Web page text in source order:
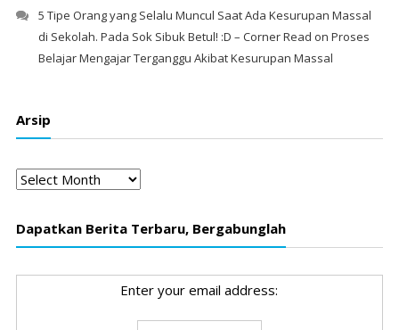
5 Tipe Orang yang Selalu Muncul Saat Ada Kesurupan Massal
di Sekolah. Pada Sok Sibuk Betul! :D – Corner Read on Proses
Belajar Mengajar Terganggu Akibat Kesurupan Massal
Arsip
Arsip
Dapatkan Berita Terbaru, Bergabunglah
Enter your email address: